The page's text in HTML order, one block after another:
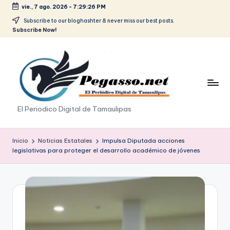
Saltar
vie., 7 ago. 2026 - 7:29:26 PM
Subscribe to our bloghashter & never miss our best posts.
Subscribe Now!
p
e
g
a
El Periodico Digital de Tamaulipas
Inicio Noticias Estatales
Impulsa Diputada acciones
legislativas para proteger el desarrollo académico de jóvenes